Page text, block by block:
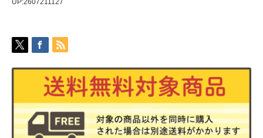
UP:2607211127